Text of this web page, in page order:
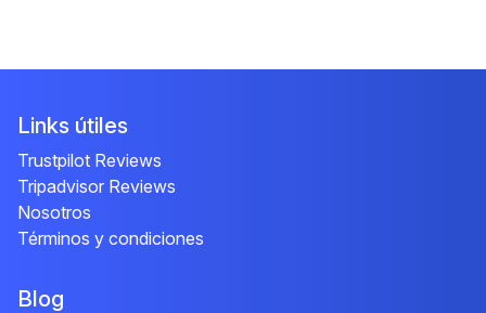
Links útiles
Trustpilot Reviews
Tripadvisor Reviews
Nosotros
Términos y condiciones
Blog